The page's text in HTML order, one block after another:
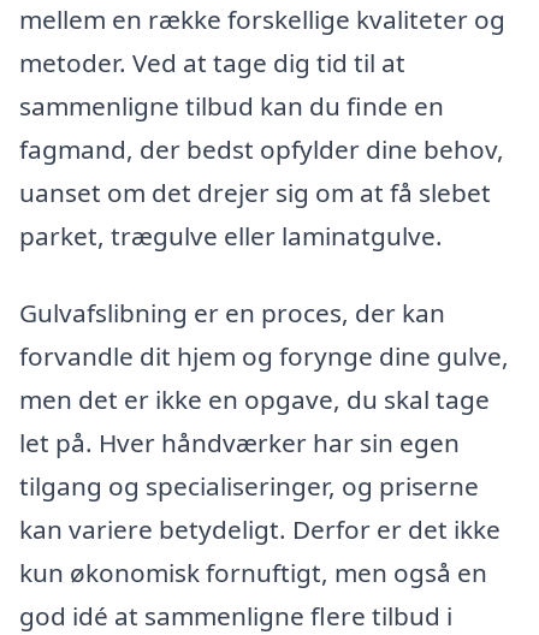
mellem en række forskellige kvaliteter og
metoder. Ved at tage dig tid til at
sammenligne tilbud kan du finde en
fagmand, der bedst opfylder dine behov,
uanset om det drejer sig om at få slebet
parket, trægulve eller laminatgulve.
Gulvafslibning er en proces, der kan
forvandle dit hjem og forynge dine gulve,
men det er ikke en opgave, du skal tage
let på. Hver håndværker har sin egen
tilgang og specialiseringer, og priserne
kan variere betydeligt. Derfor er det ikke
kun økonomisk fornuftigt, men også en
god idé at sammenligne flere tilbud i